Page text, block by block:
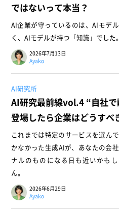
ではないって本当？
AI企業が守っているのは、AIモデ
く、AIモデルが持つ「知識」でした。
2026年7月13日
Ayako
AI研究所
AI研究最前線vol.4 “自社
登場したら企業はどうすべ
これまでは特定のサービスを選ん
かなかった生成AIが、あなたの会
ナルのものになる日も近いかも
ん。
2026年6月29日
Ayako